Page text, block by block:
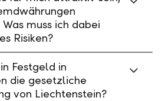
muss ich dabei
Risiken?
Festgeld in
die gesetzliche
von Liechtenstein?